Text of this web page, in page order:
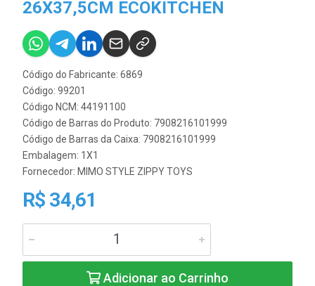
26X37,5CM ECOKITCHEN
Código do Fabricante: 6869
Código: 99201
Código NCM: 44191100
Código de Barras do Produto: 7908216101999
Código de Barras da Caixa: 7908216101999
Embalagem: 1X1
Fornecedor: MIMO STYLE ZIPPY TOYS
R$ 34,61
Adicionar ao Carrinho